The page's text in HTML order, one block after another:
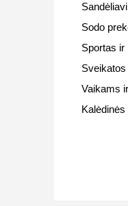
Sodo
Sportas ir
Vaikams